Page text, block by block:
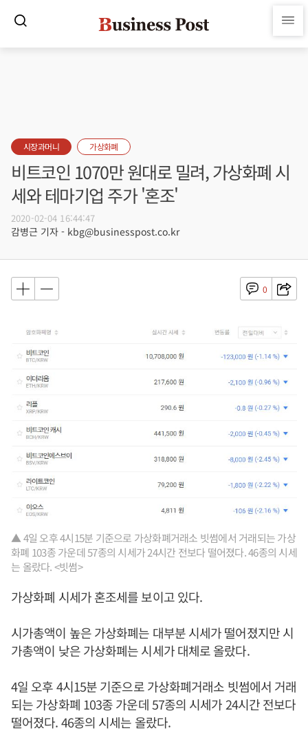
시장과머니 가상화폐
비트코인 1070만 원대로 밀려, 가상화폐 시
세와 테마기업 주가 '혼조'
2020-02-04 16:44:47
감병근 기자 - kbg@businesspost.co.kr
0
▲ 4일 오후 4시15분 기준으로 가상화폐거래소 빗썸에서 거래되는 가상
화폐 103종 가운데 57종의 시세가 24시간 전보다 떨어졌다. 46종의 시세
는 올랐다. <빗썸>
가상화폐 시세가 혼조세를 보이고 있다.
시가총액이 높은 가상화폐는 대부분 시세가 떨어졌지만 시
가총액이 낮은 가상화폐는 시세가 대체로 올랐다.
4일 오후 4시15분 기준으로 가상화폐거래소 빗썸에서 거래
되는 가상화폐 103종 가운데 57종의 시세가 24시간 전보다
떨어졌다. 46종의 시세는 올랐다.